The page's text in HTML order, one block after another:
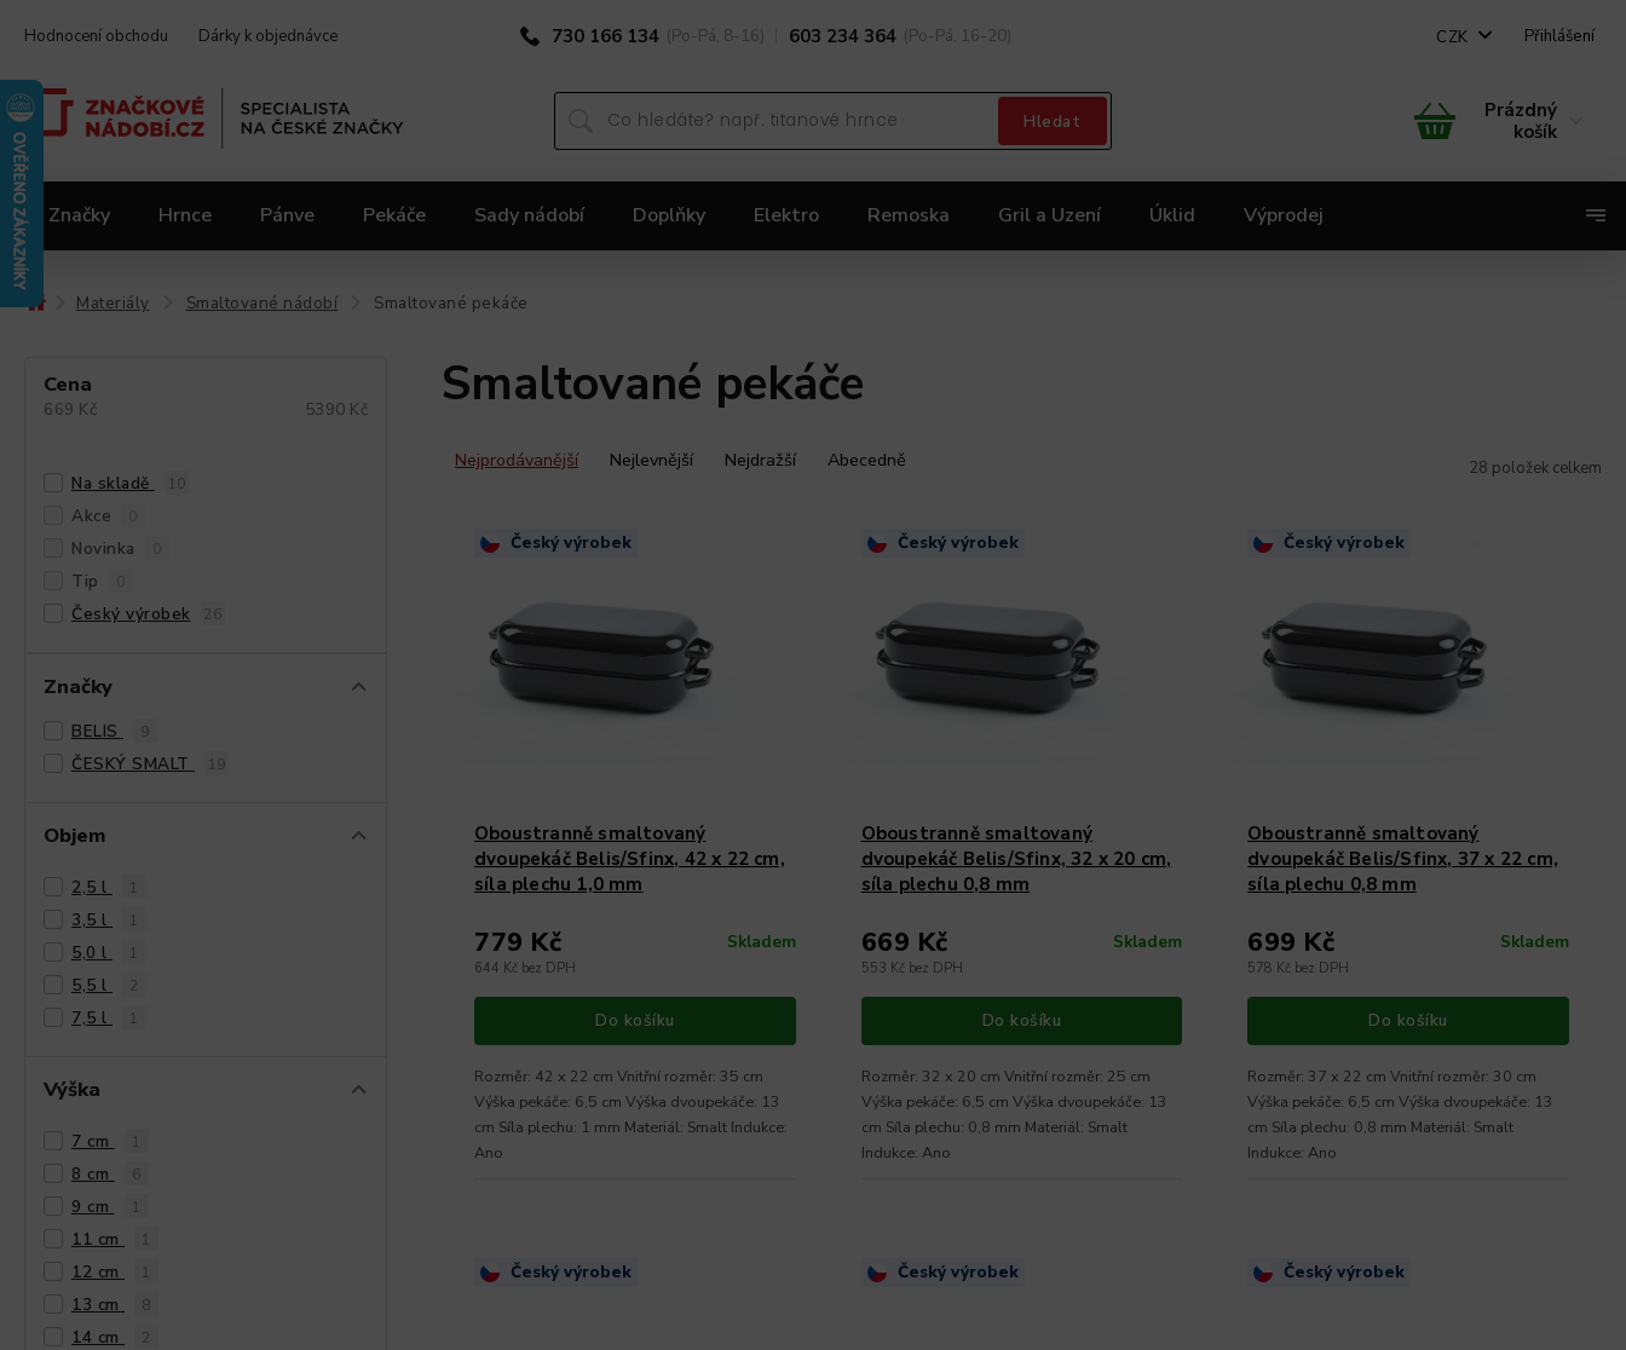
730 166 134 (Po-Pá, 8-16) 603 234 364 (Po-Pá, 16-20)
Hodnocení obchodu Dárky k objednávce CZK Přihlášení
Hledat
Prázdný
košík
Značky Hrnce Pánve Pekáče Sady nádobí Doplňky Elektro Remoska Gril a Uzení Úklid Výprodej
Materiály Smaltované nádobí Smaltované pekáče
Cena
669 Kč 5390 Kč
Na skladě 10
Akce
Novinka
Tip
Český výrobek 26
Značky
BELIS 9
ČESKÝ SMALT 19
Objem
2,5 l 1
3,5 l 1
5,0 l 1
5,5 l 2
7,5 l 1
Výška
7 cm 1
8 cm 6
9 cm 1
11 cm 1
12 cm 1
13 cm 8
14 cm 2
Smaltované pekáče
Nejprodávanější Nejlevnější Nejdražší Abecedně 28 položek celkem
Český výrobek
Oboustranně smaltovaný
dvoupekáč Belis/Sfinx, 42 x 22 cm,
síla plechu 1,0 mm
Skladem
644 Kč bez DPH
779 Kč
Do košíku
Rozměr: 42 x 22 cm Vnitřní rozměr: 35 cm
Výška pekáče: 6,5 cm Výška dvoupekáče: 13
cm Síla plechu: 1 mm Materiál: Smalt Indukce:
Český výrobek
Oboustranně smaltovaný
dvoupekáč Belis/Sfinx, 32 x 20 cm,
síla plechu 0,8 mm
Skladem
553 Kč bez DPH
669 Kč
Do košíku
Rozměr: 32 x 20 cm Vnitřní rozměr: 25 cm
Výška pekáče: 6,5 cm Výška dvoupekáče: 13
cm Síla plechu: 0,8 mm Materiál: Smalt
Indukce: Ano
Český výrobek
Oboustranně smaltovaný
dvoupekáč Belis/Sfinx, 37 x 22 cm,
síla plechu 0,8 mm
Skladem
578 Kč bez DPH
699 Kč
Do košíku
Rozměr: 37 x 22 cm Vnitřní rozměr: 30 cm
Výška pekáče: 6,5 cm Výška dvoupekáče: 13
cm Síla plechu: 0,8 mm Materiál: Smalt
Indukce: Ano
Český výrobek Český výrobek Český výrobek